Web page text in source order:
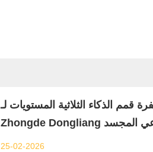
الذكاء الثلاثية المستويات لـ
25-02-2026